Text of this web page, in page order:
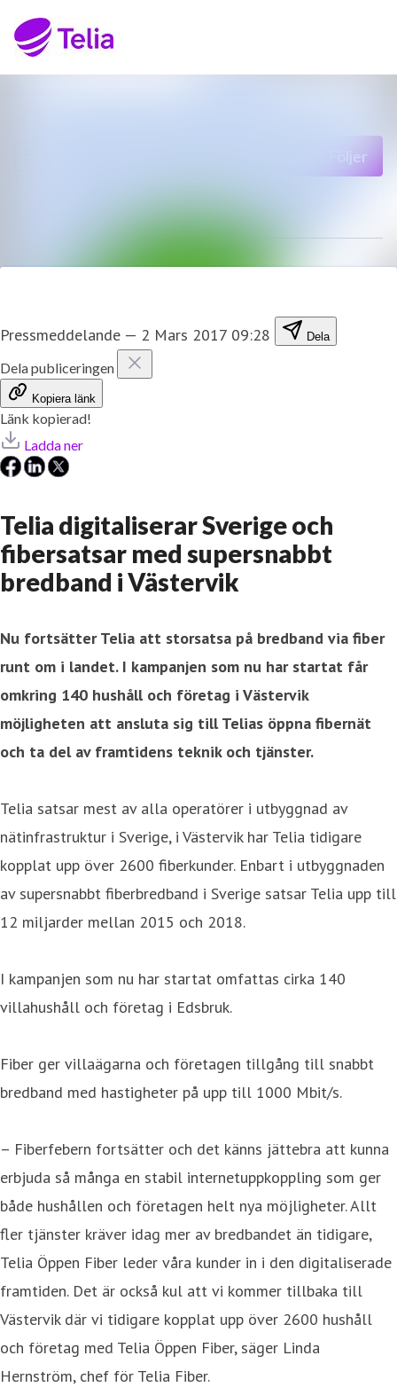
Kontakt
Följer
Pressmeddelande — 2 Mars 2017 09:28 Dela
Dela publiceringen
Kopiera länk
Länk kopierad!
Ladda ner
Telia digitaliserar Sverige och
fibersatsar med supersnabbt
bredband i Västervik
Nu fortsätter Telia att storsatsa på bredband via fiber
runt om i landet. I kampanjen som nu har startat får
omkring 140 hushåll och företag i Västervik
möjligheten att ansluta sig till Telias öppna fibernät
och ta del av framtidens teknik och tjänster.
Telia satsar mest av alla operatörer i utbyggnad av
nätinfrastruktur i Sverige, i Västervik har Telia tidigare
kopplat upp över 2600 fiberkunder. Enbart i utbyggnaden
av supersnabbt fiberbredband i Sverige satsar Telia upp till
12 miljarder mellan 2015 och 2018.
I kampanjen som nu har startat omfattas cirka 140
villahushåll och företag i Edsbruk.
Fiber ger villaägarna och företagen tillgång till snabbt
bredband med hastigheter på upp till 1000 Mbit/s.
– Fiberfebern fortsätter och det känns jättebra att kunna
erbjuda så många en stabil internetuppkoppling som ger
både hushållen och företagen helt nya möjligheter. Allt
fler tjänster kräver idag mer av bredbandet än tidigare,
Telia Öppen Fiber leder våra kunder in i den digitaliserade
framtiden. Det är också kul att vi kommer tillbaka till
Västervik där vi tidigare kopplat upp över 2600 hushåll
och företag med Telia Öppen Fiber, säger Linda
Hernström, chef för Telia Fiber.